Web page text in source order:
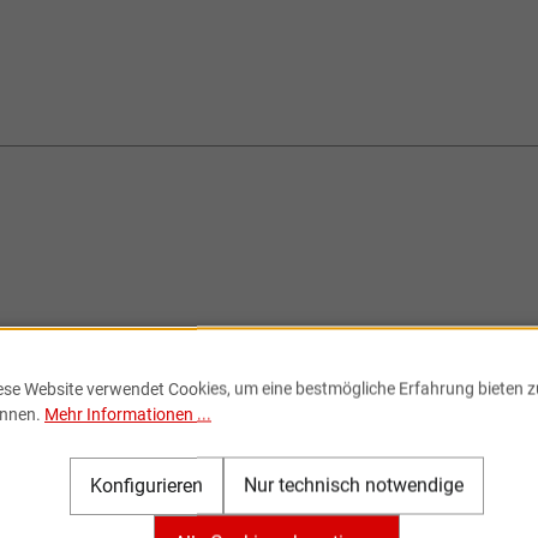
Website verwendet Cookies, um eine bestmögliche Erfahrung bieten
Mehr Informationen ...
Nur technisch notwendige
Konfigurieren